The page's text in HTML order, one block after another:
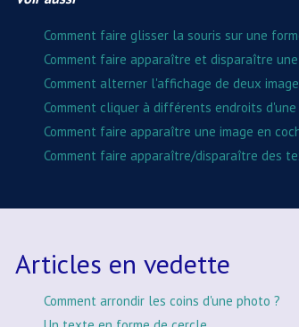
Comment faire glisser la souris sur une
Comment faire apparaître et disparaître
Comment alterner l'affichage de deux
Comment cliquer à différents endroits
Comment faire apparaître une image en
Comment faire apparaître/disparaître des
Articles en vedette
Comment arrondir les coins d'une photo ?